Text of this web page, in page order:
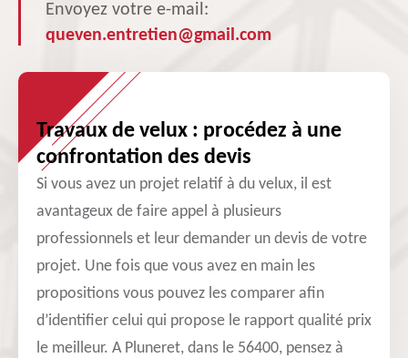
Envoyez votre e-mail:
queven.entretien@gmail.com
Travaux de velux : procédez à une
confrontation des devis
Si vous avez un projet relatif à du velux, il est
avantageux de faire appel à plusieurs
professionnels et leur demander un devis de votre
projet. Une fois que vous avez en main les
propositions vous pouvez les comparer afin
d’identifier celui qui propose le rapport qualité prix
le meilleur. A Pluneret, dans le 56400, pensez à